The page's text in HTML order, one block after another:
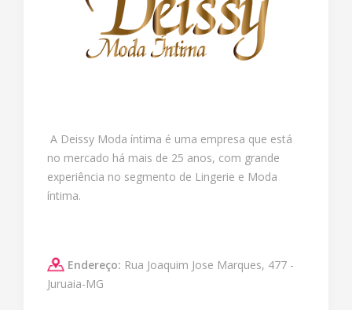
A Deissy Moda íntima é uma empresa que está
no mercado há mais de 25 anos, com grande
experiência no segmento de Lingerie e Moda
íntima.
Endereço: Rua Joaquim Jose Marques, 477 -
Juruaia-MG